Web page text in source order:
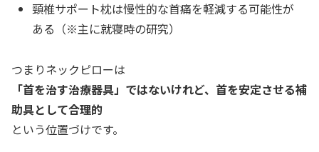
頸椎サポート枕は慢性的な首痛を軽減する可能性が
ある（※主に就寝時の研究）
つまりネックピローは
「首を治す治療器具」ではないけれど、首を安定させる補
助具として合理的
という位置づけです。